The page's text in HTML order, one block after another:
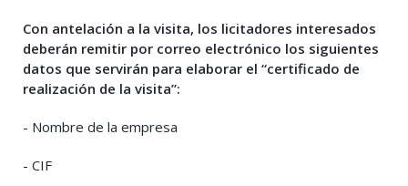
Con antelación a la visita, los licitadores interesados
deberán remitir por correo electrónico los siguientes
datos que servirán para elaborar el “certificado de
realización de la visita”:
- Nombre de la empresa
- CIF